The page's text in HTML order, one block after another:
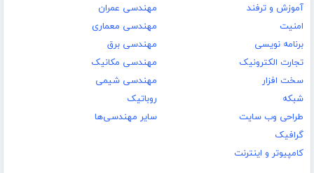
آموزش و ترفند
امنیت
برنامه نویسی
تجارت الکترونیک
سخت افزار
شبکه
طراحی وب سایت
گرافیک
کامپیوتر و اینترنت
مهندسی عمران
مهندسی معماری
مهندسی برق
مهندسی مکانیک
مهندسی شیمی
روباتیک
سایر مهندسی‌ها